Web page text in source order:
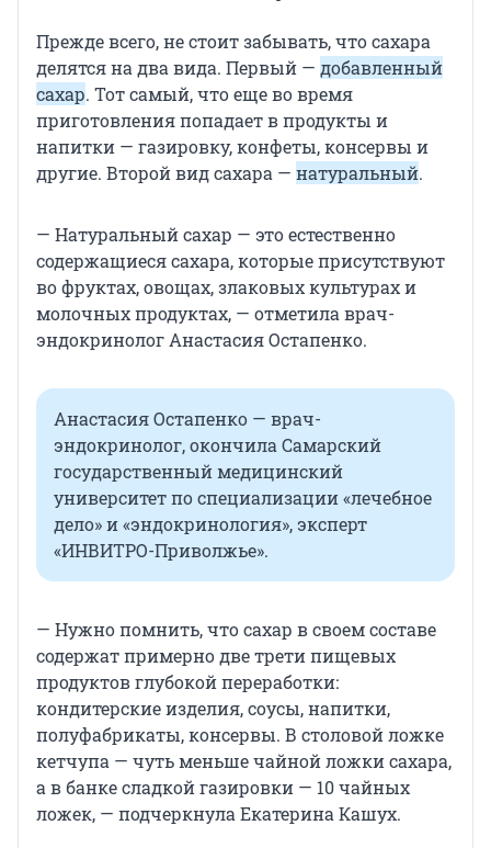
Прежде всего, не стоит забывать, что сахара
делятся на два вида. Первый — добавленный
сахар. Тот самый, что еще во время
приготовления попадает в продукты и
напитки — газировку, конфеты, консервы и
другие. Второй вид сахара — натуральный.
— Натуральный сахар — это естественно
содержащиеся сахара, которые присутствуют
во фруктах, овощах, злаковых культурах и
молочных продуктах, — отметила врач-
эндокринолог Анастасия Остапенко.
Анастасия Остапенко — врач-
эндокринолог, окончила Самарский
государственный медицинский
университет по специализации «лечебное
дело» и «эндокринология», эксперт
«ИНВИТРО-Приволжье».
— Нужно помнить, что сахар в своем составе
содержат примерно две трети пищевых
продуктов глубокой переработки:
кондитерские изделия, соусы, напитки,
полуфабрикаты, консервы. В столовой ложке
кетчупа — чуть меньше чайной ложки сахара,
а в банке сладкой газировки — 10 чайных
ложек, — подчеркнула Екатерина Кашух.